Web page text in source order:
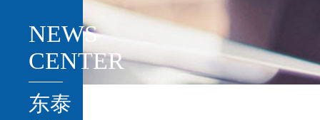
NEWS
CENTER
东泰